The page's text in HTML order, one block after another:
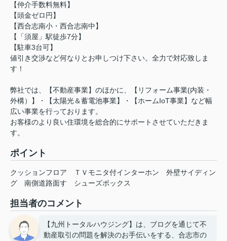
【仲介手数料無料】
【頭金ゼロ円】
【西合志南小・西合志南中】
【「須屋」駅徒歩7分】
【駐車3台可】
値引き交渉など何なりとお申しつけ下さい。全力で対応致しま
す！
弊社では、【不動産事業】のほかに、【リフォーム事業(内装・
外構）】・【太陽光＆蓄電池事業】・【ホームIoT事業】など幅
広い事業を行っております。
お客様のより良い住環境を総合的にサポートさせていただきま
す。
ポイント
クッションフロア ＴＶモニタ付インターホン
外壁サイディン
グ
南側道路面す シューズボックス
担当者のコメント
【九州トータルハウジング】は、ブログを通じて不
動産取引の問題を解決のお手伝いをする、合志市の